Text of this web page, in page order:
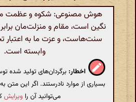
هوش مصنوعی: شکوه و عظمت ما
نگین است، مقام و منزلت‌مان
سنت‌هاست، و عزت ما به اعتبار
وابسته است.
اخطار: برگردان‌های تولید
بسیاری از موارد نادرستند. اگر این
می‌توانید آن را ویرایش